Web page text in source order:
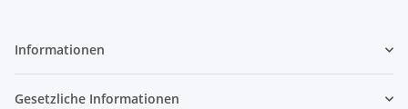
Informationen
Gesetzliche Informationen